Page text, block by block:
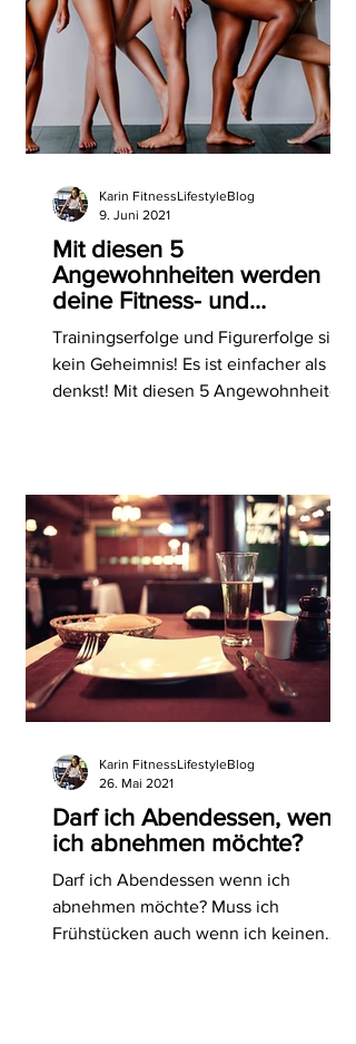
Mit diesen 5
Angewohnheiten werden
deine Fitness- und
Figurziele wahr.
Trainingserfolge und Figurerfolge sind
kein Geheimnis! Es ist einfacher als du
denkst! Mit diesen 5 Angewohnheiten
Karin FitnessLifestyleBlog
9. Juni 2021
Darf ich Abendessen, wenn
ich abnehmen möchte?
Darf ich Abendessen wenn ich
abnehmen möchte? Muss ich
Frühstücken auch wenn ich keinen
Karin FitnessLifestyleBlog
26. Mai 2021